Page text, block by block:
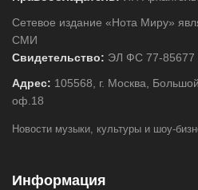
Сетевое издание «Нота Миру»
СМИ
Свидетельство: ЭЛ ФС 77-85677
Адрес: 105568, г. Москва,
оф.18
Новости музыки, культуры и шоу-
Информация